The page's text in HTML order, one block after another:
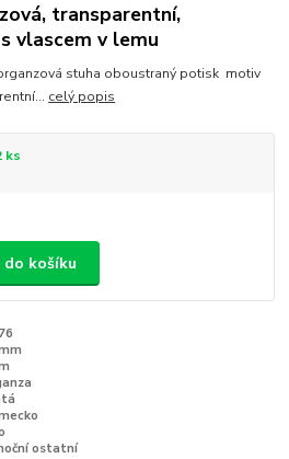
transparentní,
vlascem v lemu
stuha oboustraný potisk motiv
celý popis
ks
košíku
ostatní